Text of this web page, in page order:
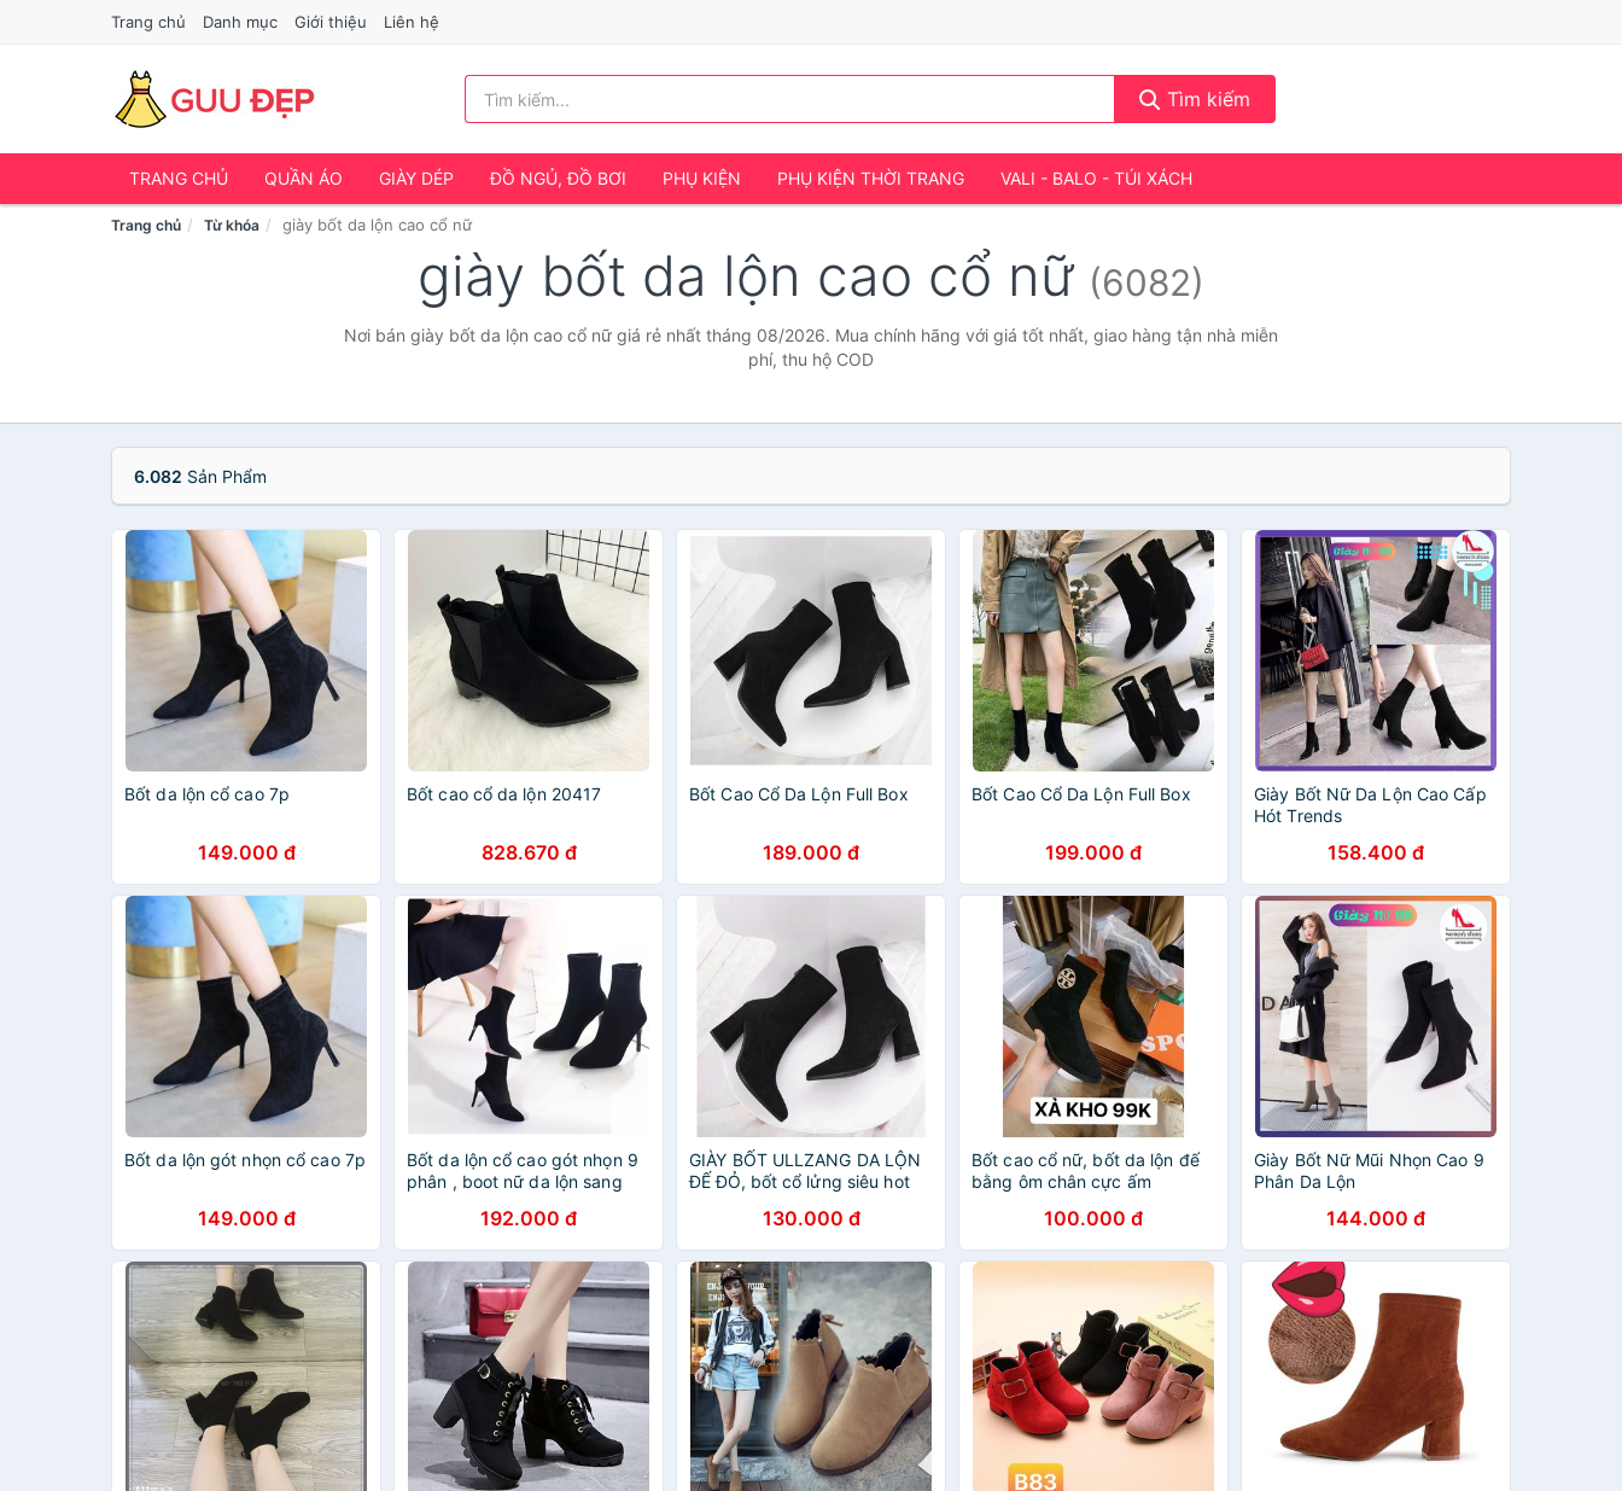
Trang chủ Danh mục Giới thiệu Liên hệ
Tìm kiếm
TRANG CHỦ QUẦN ÁO GIÀY DÉP ĐỒ NGỦ, ĐỒ BƠI PHỤ KIỆN PHỤ KIỆN THỜI TRANG VALI - BALO - TÚI XÁCH
Trang chủ Từ khóa giày bốt da lộn cao cổ nữ
giày bốt da lộn cao cổ nữ (6082)
Nơi bán giày bốt da lộn cao cổ nữ giá rẻ nhất tháng 08/2026. Mua chính hãng với giá tốt nhất, giao hàng tận nhà miễn
phí, thu hộ COD
6.082 Sản Phẩm
Bốt da lộn cổ cao 7p
149.000 đ
Bốt cao cổ da lộn 20417
828.670 đ
Bốt Cao Cổ Da Lộn Full Box
189.000 đ
Bốt Cao Cổ Da Lộn Full Box
199.000 đ
Giày Bốt Nữ Da Lộn Cao Cấp
Hót Trends
158.400 đ
Bốt da lộn gót nhọn cổ cao 7p
149.000 đ
Bốt da lộn cổ cao gót nhọn 9
phân , boot nữ da lộn sang
192.000 đ
GIÀY BỐT ULLZANG DA LỘN
ĐẾ ĐỎ, bốt cổ lửng siêu hot
130.000 đ
Bốt cao cổ nữ, bốt da lộn đế
bằng ôm chân cực ấm
100.000 đ
Giày Bốt Nữ Mũi Nhọn Cao 9
Phân Da Lộn
144.000 đ